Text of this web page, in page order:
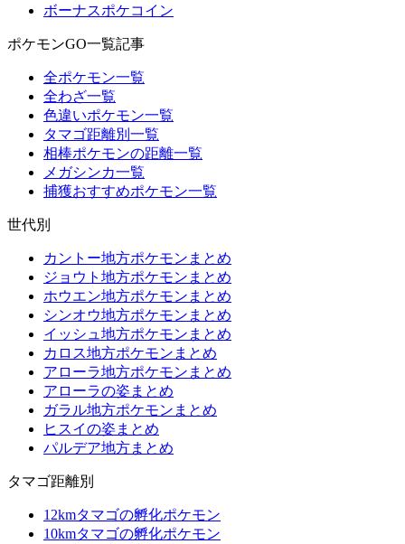
ボーナスポケコイン
ポケモンGO一覧記事
全ポケモン一覧
全わざ一覧
色違いポケモン一覧
タマゴ距離別一覧
相棒ポケモンの距離一覧
メガシンカ一覧
捕獲おすすめポケモン一覧
世代別
カントー地方ポケモンまとめ
ジョウト地方ポケモンまとめ
ホウエン地方ポケモンまとめ
シンオウ地方ポケモンまとめ
イッシュ地方ポケモンまとめ
カロス地方ポケモンまとめ
アローラ地方ポケモンまとめ
アローラの姿まとめ
ガラル地方ポケモンまとめ
ヒスイの姿まとめ
パルデア地方まとめ
タマゴ距離別
12kmタマゴの孵化ポケモン
10kmタマゴの孵化ポケモン